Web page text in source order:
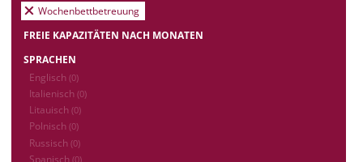
Wochenbettbetreuung
FREIE KAPAZITÄTEN NACH MONATEN
SPRACHEN
Englisch (0)
Italienisch (0)
Litauisch (0)
Polnisch (0)
Russisch (0)
Spanisch (0)